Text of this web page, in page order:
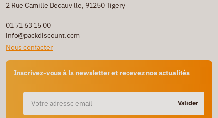
2 Rue Camille Decauville, 91250 Tigery
01 71 63 15 00
info@packdiscount.com
Nous contacter
Inscrivez-vous à la newsletter et recevez nos actualités
Valider